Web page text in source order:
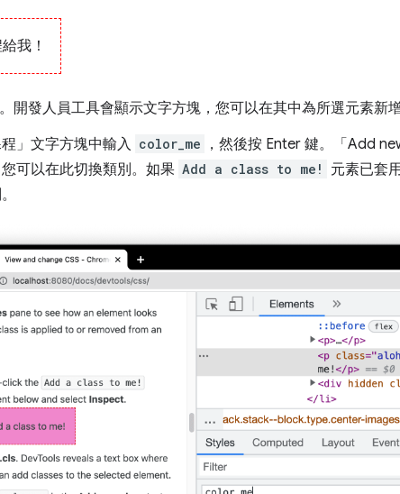
我！
。開發人員工具會顯示文字方塊，您可以在其中為所選元素新
」 文字方塊中輸入 color_me
，然後按 Enter 鍵。「Add
可以在此切換類別。如果 Add a class to me!
元素已套